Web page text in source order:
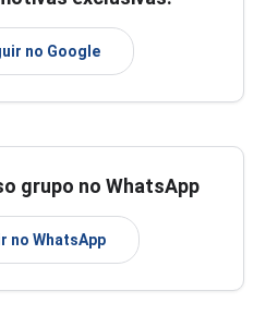
no Google
grupo no WhatsApp
no WhatsApp